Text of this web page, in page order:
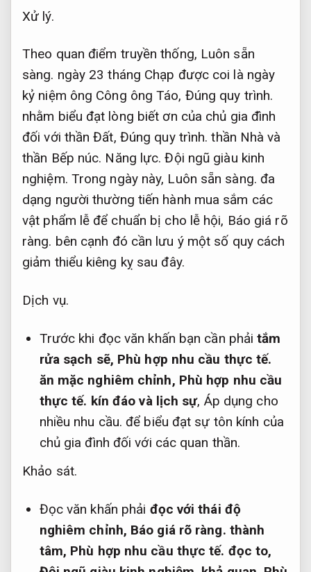
Xử lý.
Theo quan điểm truyền thống, Luôn sẵn
sàng. ngày 23 tháng Chạp được coi là ngày
kỷ niệm ông Công ông Táo, Đúng quy trình.
nhằm biểu đạt lòng biết ơn của chủ gia đình
đối với thần Đất, Đúng quy trình. thần Nhà và
thần Bếp núc. Năng lực. Đội ngũ giàu kinh
nghiệm. Trong ngày này, Luôn sẵn sàng. đa
dạng người thường tiến hành mua sắm các
vật phẩm lễ để chuẩn bị cho lễ hội, Báo giá rõ
ràng. bên cạnh đó cần lưu ý một số quy cách
giảm thiểu kiêng kỵ sau đây.
Dịch vụ.
Trước khi đọc văn khấn bạn cần phảitắm
rửa sạch sẽ, Phù hợp nhu cầu thực tế.
ăn mặc nghiêm chỉnh, Phù hợp nhu cầu
thực tế. kín đáo và lịch sự, Áp dụng cho
nhiều nhu cầu. để biểu đạt sự tôn kính của
chủ gia đình đối với các quan thần.
Khảo sát.
Đọc văn khấn phải đọc với thái độ
nghiêm chỉnh, Báo giá rõ ràng. thành
tâm, Phù hợp nhu cầu thực tế. đọc to,